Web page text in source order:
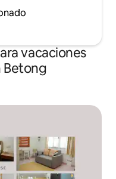
vacaciones
Betong